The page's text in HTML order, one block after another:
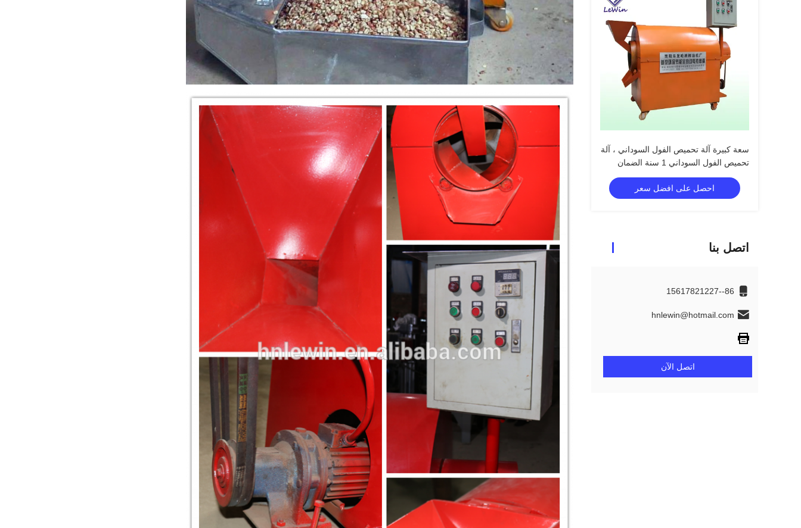
سعة كبيرة آلة تحميص الفول السوداني ، آلة
تحميص الفول السوداني 1 سنة الضمان
احصل على افضل سعر
اتصل بنا
86--15617821227
hnlewin@hotmail.com
اتصل الآن